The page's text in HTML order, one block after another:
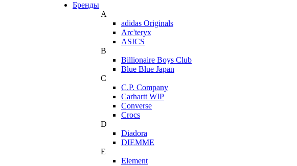
Бренды
A
adidas Originals
Arc'teryx
ASICS
B
Billionaire Boys Club
Blue Blue Japan
C
C.P. Company
Carhartt WIP
Converse
Crocs
D
Diadora
DIEMME
E
Element